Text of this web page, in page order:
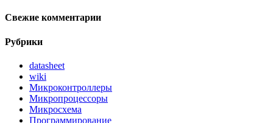
Свежие комментарии
Рубрики
datasheet
wiki
Микроконтроллеры
Микропроцессоры
Микросхема
Программирование